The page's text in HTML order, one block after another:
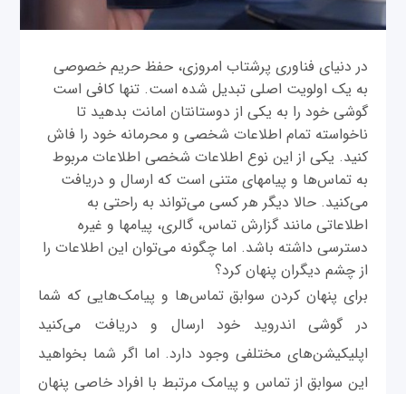
در دنیای فناوری پرشتاب امروزی، حفظ حريم خصوصی
به یک اولويت اصلی تبدیل شده است. تنها کافی است
گوشی خود را به یکی از دوستانتان امانت بدهید تا
ناخواسته تمام اطلاعات شخصی و محرمانه خود را فاش
کنید. یکی از این نوع اطلاعات شخصی اطلاعات مربوط
به تماس‌ها و پیامهای متنی است که ارسال و دریافت
می‌کنید. حالا دیگر هر کسی می‌تواند به راحتی به
اطلاعاتی مانند گزارش تماس، گالری، پیامها و غیره
دسترسی داشته باشد. اما چگونه می‌توان این اطلاعات را
از چشم دیگران پنهان کرد؟
برای پنهان کردن سوابق تماس‌ها و پیامک‌هایی که شما
در گوشی اندروید خود ارسال و دریافت می‌کنید
اپلیکیشن‌های مختلفی وجود دارد. اما اگر شما بخواهید
این سوابق از تماس و پیامک مرتبط با افراد خاصی پنهان